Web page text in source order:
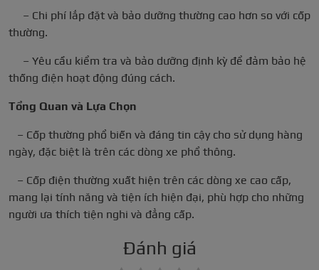
– Chi phí lắp đặt và bảo dưỡng thường cao hơn so với cốp
thường.
– Yêu cầu kiểm tra và bảo dưỡng định kỳ để đảm bảo hệ
thống điện hoạt động đúng cách.
Tổng Quan và Lựa Chọn
– Cốp thường phổ biến và đáng tin cậy cho sử dụng hàng
ngày, đặc biệt là trên các dòng xe phổ thông.
– Cốp điện thường xuất hiện trên các dòng xe cao cấp,
mang lại tính năng và tiện ích hiện đại, phù hợp cho những
người ưa thích tiện nghi và đẳng cấp.
Đánh giá